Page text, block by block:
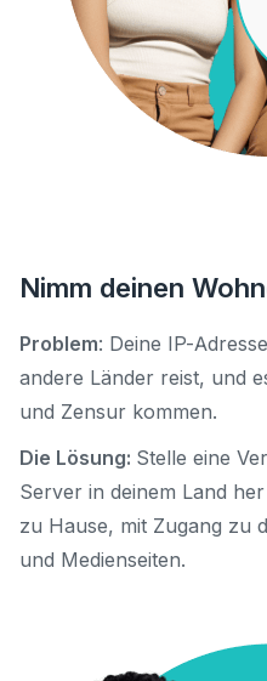
Nimm deinen
Problem: Deine IP-
andere Länder reist, und
und Zensur kommen.
Die Lösung: Stelle eine
Server in deinem Land
zu Hause, mit Zugang zu
und Medienseiten.